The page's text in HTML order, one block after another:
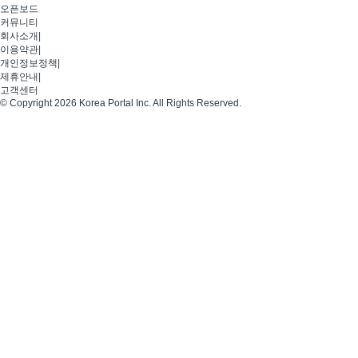
오픈보드
커뮤니티
회사소개
이용약관
개인정보정책
제휴안내
고객센터
© Copyright 2026 Korea Portal Inc. All Rights Reserved.